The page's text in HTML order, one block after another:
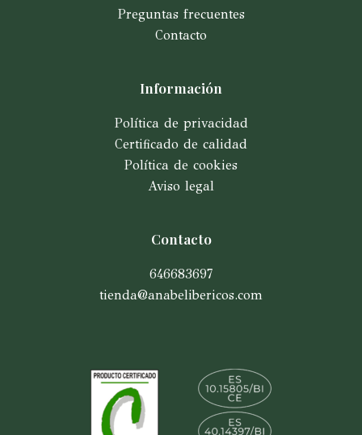
Preguntas frecuentes
Contacto
Información
Política de privacidad
Certificado de calidad
Política de cookies
Aviso legal
Contacto
646683697
tienda@anabelibericos.com